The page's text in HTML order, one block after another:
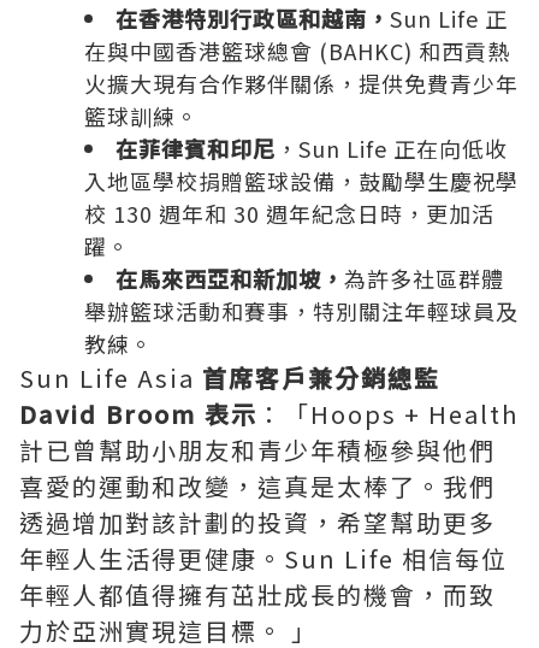
在香港特別行政區和越南， Sun Life 正
在與中國香港籃球總會 (BAHKC) 和西貢熱
火擴大現有合作夥伴關係，提供免費青少年
籃球訓練。
在菲律賓和印尼 ，Sun Life 正在向低收
入地區學校捐贈籃球設備，鼓勵學生慶祝學
校 130 週年和 30 週年紀念日時，更加活
躍。
在馬來西亞和新加坡， 為許多社區群體
舉辦籃球活動和賽事，特別關注年輕球員及
教練。
Sun Life Asia 首席客戶兼分銷總監
David Broom 表示 ：「Hoops + Health
計已曾幫助小朋友和青少年積極參與他們
喜愛的運動和改變，這真是太棒了。我們
透過增加對該計劃的投資，希望幫助更多
年輕人生活得更健康。Sun Life 相信每位
年輕人都值得擁有茁壯成長的機會，而致
力於亞洲實現這目標。 」